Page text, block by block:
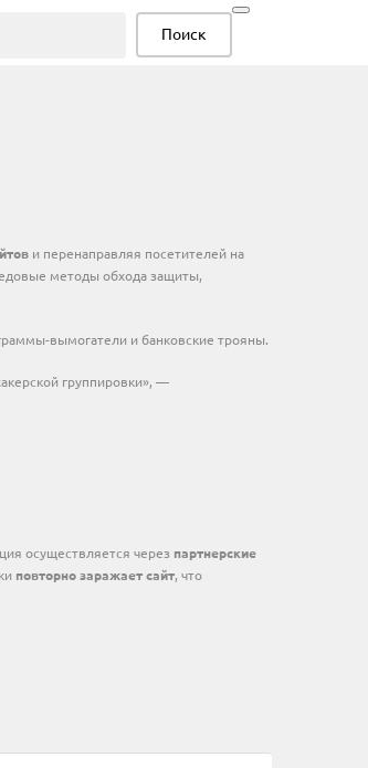
и перенаправляя посетителей на
методы обхода защиты,
вымогатели и банковские трояны.
группировки», —
осуществляется через партнерские
повторно заражает сайт, что